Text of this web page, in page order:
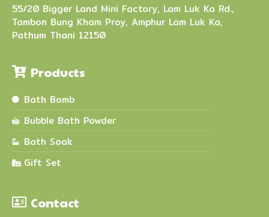
55/20 Bigger Land Mini Factory, Lam Luk Ka Rd.,
Tambon Bung Kham Proy, Amphur Lam Luk Ka,
Pathum Thani 12150
Products
Bath Bomb
Bubble Bath Powder
Bath Soak
Gift Set
Contact